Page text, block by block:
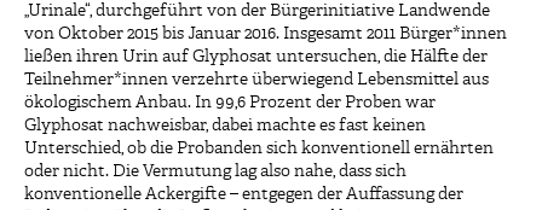
„Urinale“, durchgeführt von der Bürgerinitiative Landwende
von Oktober 2015 bis Januar 2016. Insgesamt 2011 Bürger*innen
ließen ihren Urin auf Glyphosat untersuchen, die Hälfte der
Teilnehmer*innen verzehrte überwiegend Lebensmittel aus
ökologischem Anbau. In 99,6 Prozent der Proben war
Glyphosat nachweisbar, dabei machte es fast keinen
Unterschied, ob die Probanden sich konventionell ernährten
oder nicht. Die Vermutung lag also nahe, dass sich
konventionelle Ackergifte – entgegen der Auffassung der